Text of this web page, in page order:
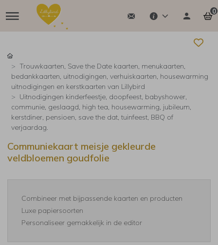
0
Trouwkaarten, Save the Date kaarten, menukaarten,
bedankkaarten, uitnodigingen, verhuiskaarten, housewarming
uitnodigingen en kerstkaarten van Lillybird
Uitnodigingen kinderfeestje, doopfeest, babyshower,
communie, geslaagd, high tea, housewarming, jubileum,
kerstdiner, pensioen, save the dat, tuinfeest, BBQ of
verjaardag.
Communiekaart meisje gekleurde
veldbloemen goudfolie
Combineer met bijpassende kaarten en producten
Luxe papiersoorten
Personaliseer gemakkelijk in de editor